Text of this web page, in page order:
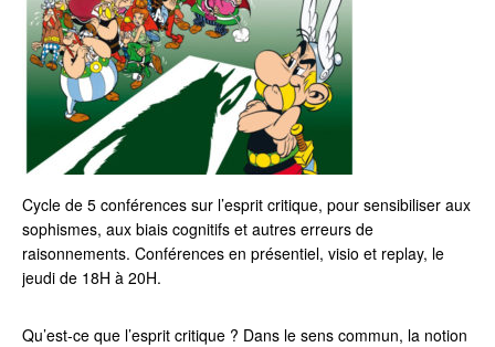
Cycle de 5 conférences sur l’esprit critique, pour sensibiliser aux
sophismes, aux biais cognitifs et autres erreurs de
raisonnements. Conférences en présentiel, visio et replay, le
jeudi de 18H à 20H.
Qu’est-ce que l’esprit critique ? Dans le sens commun, la notion